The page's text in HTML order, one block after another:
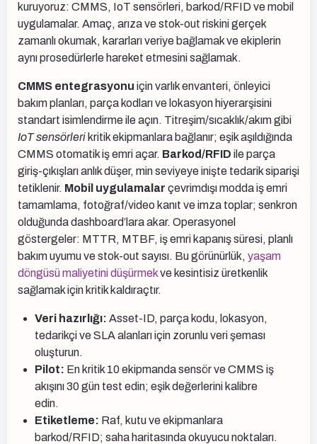
kuruyoruz: CMMS, IoT sensörleri, barkod/RFID ve mobil
uygulamalar. Amaç, arıza ve stok-out riskini gerçek
zamanlı okumak, kararları veriye bağlamak ve ekiplerin
aynı prosedürlerle hareket etmesini sağlamak.
CMMS entegrasyonu için varlık envanteri, önleyici
bakım planları, parça kodları ve lokasyon hiyerarşisini
standart isimlendirme ile açın. Titreşim/sıcaklık/akım gibi
IoT sensörleri kritik ekipmanlara bağlanır; eşik aşıldığında
CMMS otomatik iş emri açar. Barkod/RFID ile parça
giriş-çıkışları anlık düşer, min seviyeye inişte tedarik siparişi
tetiklenir. Mobil uygulamalar çevrimdışı modda iş emri
tamamlama, fotoğraf/video kanıt ve imza toplar; senkron
olduğunda dashboard’lara akar. Operasyonel
göstergeler: MTTR, MTBF, iş emri kapanış süresi, planlı
bakım uyumu ve stok-out sayısı. Bu görünürlük, yaşam
döngüsü maliyetini düşürmekve kesintisiz üretkenlik
sağlamak için kritik kaldıraçtır.
Veri hazırlığı: Asset-ID, parça kodu, lokasyon,
tedarikçi ve SLA alanları için zorunlu veri şeması
oluşturun.
Pilot: En kritik 10 ekipmanda sensör ve CMMS iş
akışını 30 gün test edin; eşik değerlerini kalibre
edin.
Etiketleme: Raf, kutu ve ekipmanlara
barkod/RFID; saha haritasında okuyucu noktaları.